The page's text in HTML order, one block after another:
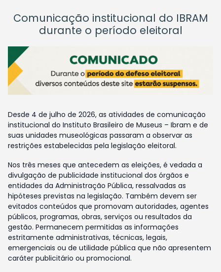
Comunicação institucional do IBRAM
durante o período eleitoral
Desde 4 de julho de 2026, as atividades de comunicação
institucional do Instituto Brasileiro de Museus – Ibram e de
suas unidades museológicas passaram a observar as
restrições estabelecidas pela legislação eleitoral.
Nos três meses que antecedem as eleições, é vedada a
divulgação de publicidade institucional dos órgãos e
entidades da Administração Pública, ressalvadas as
hipóteses previstas na legislação. Também devem ser
evitados conteúdos que promovam autoridades, agentes
públicos, programas, obras, serviços ou resultados da
gestão. Permanecem permitidas as informações
estritamente administrativas, técnicas, legais,
emergenciais ou de utilidade pública que não apresentem
caráter publicitário ou promocional.